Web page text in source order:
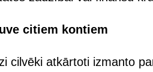
citiem kontiem
cilvēki atkārtoti izmanto